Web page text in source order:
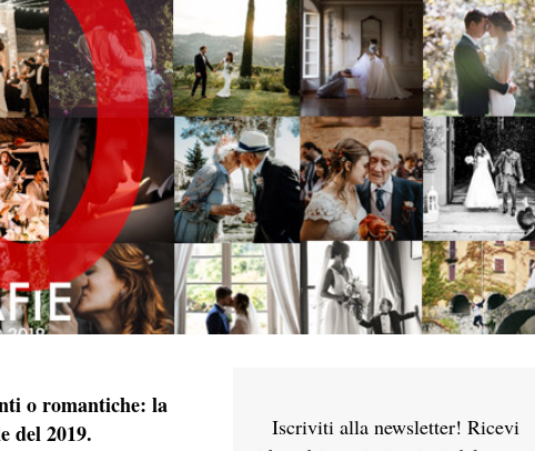
o romantiche: la
del 2019.
Iscriviti alla newsletter! Ricevi